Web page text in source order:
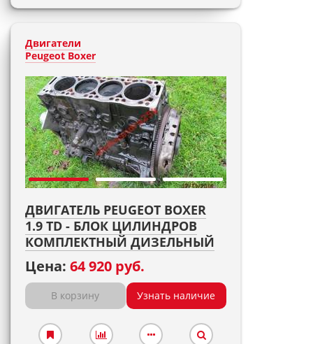
Двигатели
Peugeot Boxer
ДВИГАТЕЛЬ PEUGEOT BOXER
1.9 TD - БЛОК ЦИЛИНДРОВ
КОМПЛЕКТНЫЙ ДИЗЕЛЬНЫЙ
Цена: 64 920 руб.
В корзину Узнать наличие